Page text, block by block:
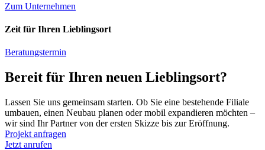
Zum Unternehmen
Zeit für Ihren Lieblingsort
Beratungstermin
Bereit für Ihren neuen Lieblingsort?
Lassen Sie uns gemeinsam starten. Ob Sie eine bestehende Filiale
umbauen, einen Neubau planen oder mobil expandieren möchten –
wir sind Ihr Partner von der ersten Skizze bis zur Eröffnung.
Projekt anfragen
Jetzt anrufen